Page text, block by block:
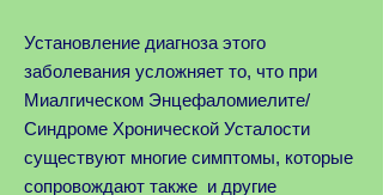
Установление диагноза этого
заболевания усложняет то, что при
Миалгическом Энцефаломиелите/
Синдроме Хронической Усталости
существуют многие симптомы, которые
сопровождают также и другие